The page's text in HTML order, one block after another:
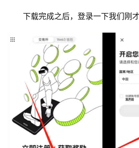
下载完成之后，登录一下我们刚